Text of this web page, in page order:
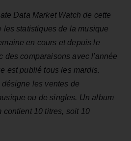
Data Market Watch de cette
les statistiques de la musique
en cours et depuis le
des comparaisons avec l'année
est publié tous les mardis.
les ventes de
ou de singles. Un album
contient 10 titres, soit 10